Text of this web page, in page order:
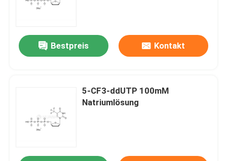
Bestpreis Kontakt
5-CF3-ddUTP 100mM
Natriumlösung